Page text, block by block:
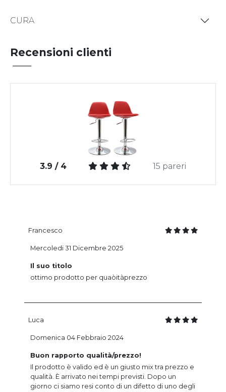
CURA
Recensioni clienti
3.9 / 4 15 pareri
Francesco
Il suo titolo
ottimo prodotto per quaòitàprezzo
Mercoledi 31 Dicembre 2025
Luca
Buon rapporto qualità/prezzo!
Il prodotto è valido ed è un giusto mix tra prezzo e
qualità. È arrivato nei tempi previsti. Dopo un
giorno ci siamo resi conto di un difetto di uno degli
Domenica 04 Febbraio 2024